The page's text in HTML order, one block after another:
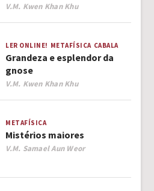
Author
V.M. Kwen Khan Khu
LER ONLINE! METAFÍSICA CABALA
Grandeza e esplendor da
gnose
Author
V.M. Kwen Khan Khu
METAFÍSICA
Mistérios maiores
Author
V.M. Samael Aun Weor